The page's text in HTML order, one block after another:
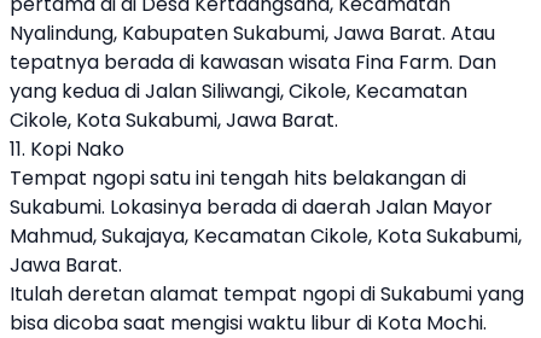
Nyalindung, Kabupaten Sukabumi, Jawa Barat. Atau
tepatnya berada di kawasan wisata Fina Farm. Dan
yang kedua di Jalan Siliwangi, Cikole, Kecamatan
Cikole, Kota Sukabumi, Jawa Barat.
11. Kopi Nako
Tempat ngopi satu ini tengah hits belakangan di
Sukabumi. Lokasinya berada di daerah Jalan Mayor
Mahmud, Sukajaya, Kecamatan Cikole, Kota Sukabumi,
Jawa Barat.
Itulah deretan alamat tempat ngopi di Sukabumi yang
bisa dicoba saat mengisi waktu libur di Kota Mochi.